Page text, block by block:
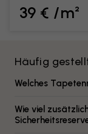
39 € /m²
Häufig
Welches
Wie viel